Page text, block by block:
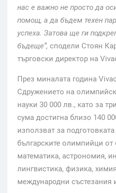
нас е важно не просто да
помощ, а да бъдем техен
успеха. Затова ще ги
бъдеще“, сподели Стоян
търговски директор на
През миналата година
Сдружението на
науки 30 000 лв., като за
сума достигна близо 140
използват за
българските олимпийци от
математика, астрономия,
лингвистика, физика,
международни състезания